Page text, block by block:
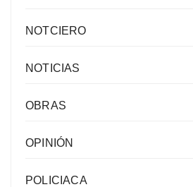
NOTCIERO
NOTICIAS
OBRAS
OPINIÓN
POLICIACA